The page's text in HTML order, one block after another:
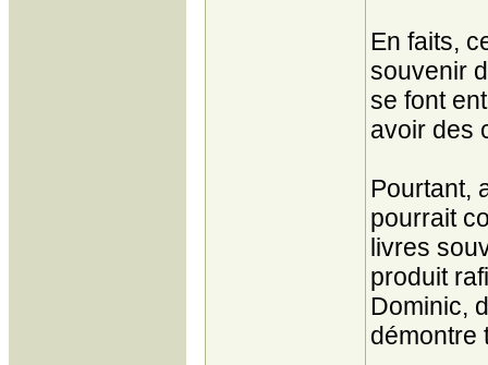
En faits,
souvenir
se font
avoir des
Pourtant,
pourrait
livres
produit
Dominic,
démontre